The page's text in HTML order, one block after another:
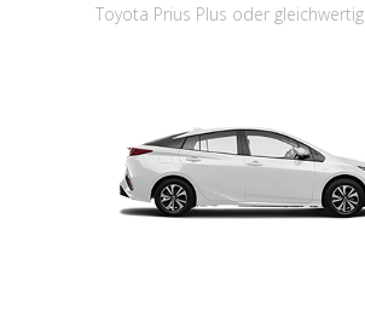
Toyota Prius Plus oder gleichwertig